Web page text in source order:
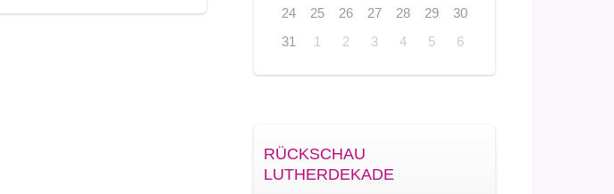
24
25 26 27 28 29
30
31
1 2 3 4 5 6
RÜCKSCHAU
LUTHERDEKADE